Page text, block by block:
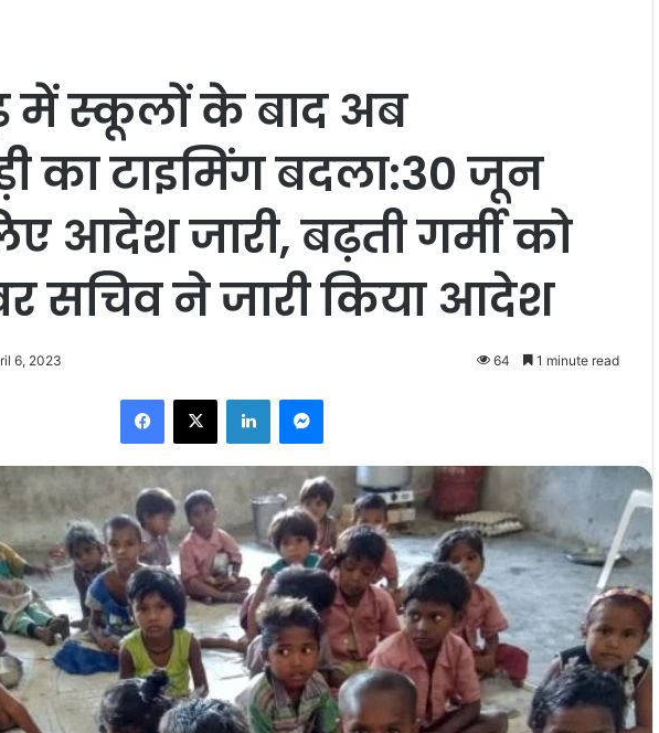
में स्कूलों के बाद अब
का टाइमिंग बदला:30 जून
आदेश जारी, बढ़ती गर्मी को
सचिव ने जारी किया आदेश
6, 2023 64 1 minute read
Facebook
X LinkedInMessenger